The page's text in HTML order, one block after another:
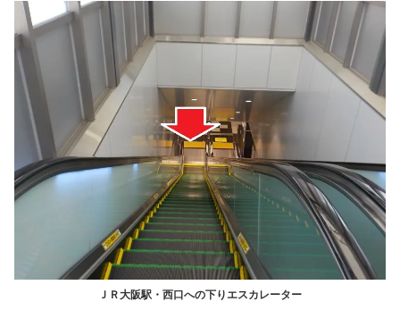
ＪＲ大阪駅・西口への下りエスカレーター